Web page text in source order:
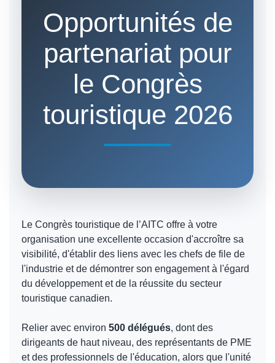
Opportunités de
partenariat pour
le Congrès
touristique 2026
Le Congrès touristique de l’AITC offre à votre
organisation une excellente occasion d'accroître sa
visibilité, d'établir des liens avec les chefs de file de
l'industrie et de démontrer son engagement à l'égard
du développement et de la réussite du secteur
touristique canadien.
Relier avec environ 500 délégués, dont des
dirigeants de haut niveau, des représentants de PME
et des professionnels de l'éducation, alors que l'unité